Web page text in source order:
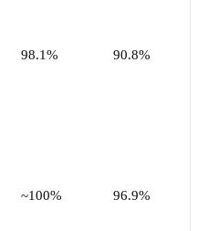
98.1% 90.8%
~100% 96.9%